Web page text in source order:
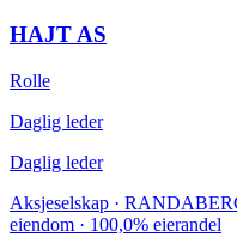
HAJT AS
Rolle
Daglig leder
Daglig leder
Aksjeselskap ·
eiendom · 100,0% eierandel